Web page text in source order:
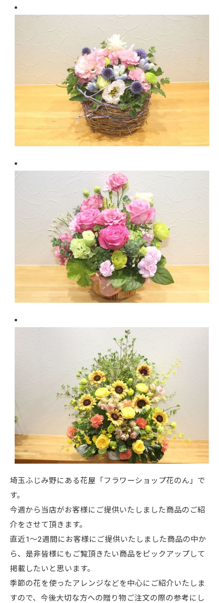
埼玉ふじみ野にある花屋「フラワーショップ花のん」で
す。
今週から当店がお客様にご提供いたしました商品のご紹
介をさせて頂きます。
直近1～2週間にお客様にご提供いたしました商品の中か
ら、是非皆様にもご覧頂きたい商品をピックアップして
掲載したいと思います。
季節の花を使ったアレンジなどを中心にご紹介いたしま
すので、今後大切な方への贈り物ご注文の際の参考にし